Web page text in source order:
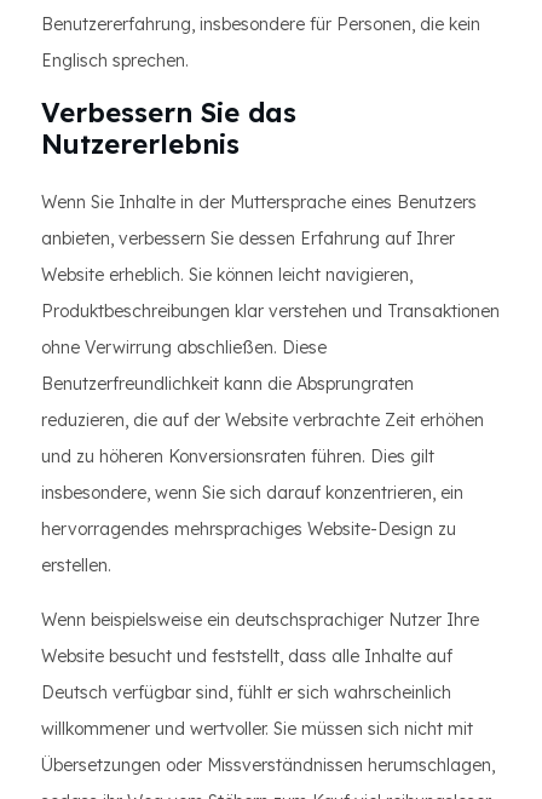
Benutzererfahrung, insbesondere für Personen, die kein
Englisch sprechen.
Verbessern Sie das
Nutzererlebnis
Wenn Sie Inhalte in der Muttersprache eines Benutzers
anbieten, verbessern Sie dessen Erfahrung auf Ihrer
Website erheblich. Sie können leicht navigieren,
Produktbeschreibungen klar verstehen und Transaktionen
ohne Verwirrung abschließen. Diese
Benutzerfreundlichkeit kann die Absprungraten
reduzieren, die auf der Website verbrachte Zeit erhöhen
und zu höheren Konversionsraten führen. Dies gilt
insbesondere, wenn Sie sich darauf konzentrieren, ein
hervorragendes mehrsprachiges Website-Design zu
erstellen.
Wenn beispielsweise ein deutschsprachiger Nutzer Ihre
Website besucht und feststellt, dass alle Inhalte auf
Deutsch verfügbar sind, fühlt er sich wahrscheinlich
willkommener und wertvoller. Sie müssen sich nicht mit
Übersetzungen oder Missverständnissen herumschlagen,